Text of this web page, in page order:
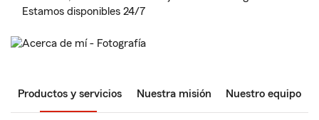
Estamos disponibles 24/7
Productos y servicios Nuestra misión Nuestro equipo